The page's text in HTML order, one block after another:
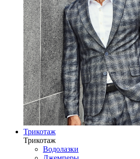
Трикотаж
Трикотаж
Водолазки